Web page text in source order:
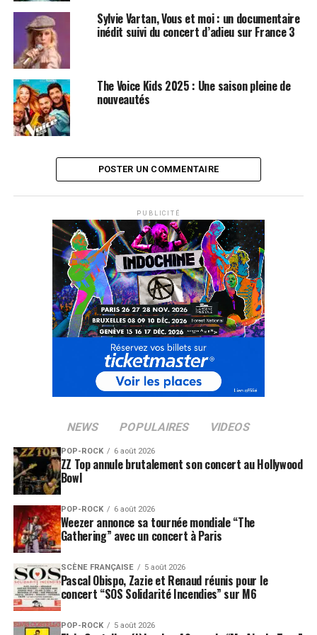
SUJETS ASSOCIÉS: GAROU
JOHNNY HALLYDAY
PATRICK FIORI
Sylvie Vartan, Vous et moi : un documentaire
inédit suivi du concert d’adieu sur France 3
The Voice Kids 2025 : Une saison pleine de
nouveautés
POSTER UN COMMENTAIRE
PUBLICITÉ
NEWS POPULAIRES VIDEOS
POP-ROCK 6 août 2026
ZZ Top annule brutalement son concert au Hollywood
Bowl
POP-ROCK 6 août 2026
Weezer annonce sa tournée mondiale “The
Gathering” avec un concert à Paris
SCÈNE FRANÇAISE 5 août 2026
Pascal Obispo, Zazie et Renaud réunis pour le
concert “SOS Solidarité Incendies” sur M6
POP-ROCK 5 août 2026